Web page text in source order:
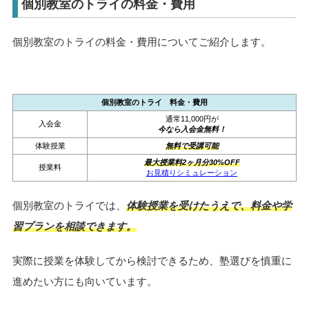
個別教室のトライの料金・費用
個別教室のトライの料金・費用についてご紹介します。
個別教室のトライ 料金・費用
体験授業
無料で受講可能
授業料
お見積りシミュレーション